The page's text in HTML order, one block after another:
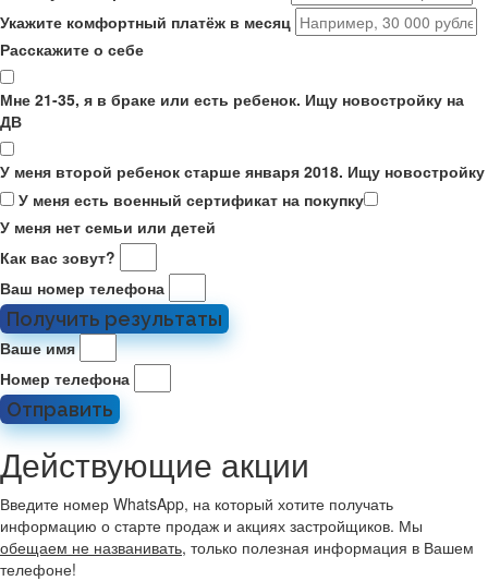
Укажите комфортный платёж в месяц
Расскажите о себе
Мне 21-35, я в браке или есть ребенок. Ищу новостройку на
ДВ
У меня второй ребенок старше января 2018. Ищу новостройку
У меня есть военный сертификат на покупку
У меня нет семьи или детей
Как вас зовут?
Ваш номер телефона
Получить результаты
Ваше имя
Номер телефона
Отправить
Действующие акции
Введите номер WhatsApp, на который хотите получать
информацию о старте продаж и акциях застройщиков. Мы
обещаем не названивать, только полезная информация в Вашем
телефоне!